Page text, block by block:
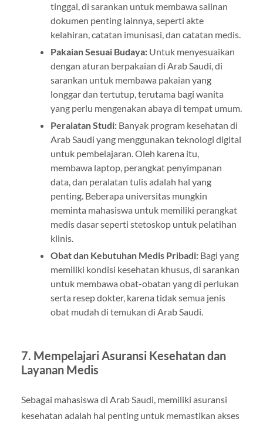
tinggal, di sarankan untuk membawa salinan
dokumen penting lainnya, seperti akte
kelahiran, catatan imunisasi, dan catatan medis.
Pakaian Sesuai Budaya:Untuk menyesuaikan
dengan aturan berpakaian di Arab Saudi, di
sarankan untuk membawa pakaian yang
longgar dan tertutup, terutama bagi wanita
yang perlu mengenakan abaya di tempat umum.
Peralatan Studi:Banyak program kesehatan di
Arab Saudi yang menggunakan teknologi digital
untuk pembelajaran. Oleh karena itu,
membawa laptop, perangkat penyimpanan
data, dan peralatan tulis adalah hal yang
penting. Beberapa universitas mungkin
meminta mahasiswa untuk memiliki perangkat
medis dasar seperti stetoskop untuk pelatihan
klinis.
Obat dan Kebutuhan Medis Pribadi:Bagi yang
memiliki kondisi kesehatan khusus, di sarankan
untuk membawa obat-obatan yang di perlukan
serta resep dokter, karena tidak semua jenis
obat mudah di temukan di Arab Saudi.
7. Mempelajari Asuransi Kesehatan dan
Layanan Medis
Sebagai mahasiswa di Arab Saudi, memiliki asuransi
kesehatan adalah hal penting untuk memastikan akses